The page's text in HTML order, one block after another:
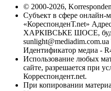
© 2000-2026,
Субъект в сфере онлайн-
«КореспонденТ.net»
ХАРКІВСЬКЕ ШОСЕ,
sunlight@mediadim.com.ua
Идентификатор медиа -
Использование любых
сайте, разрешается при
Корреспондент.net.
При копировании